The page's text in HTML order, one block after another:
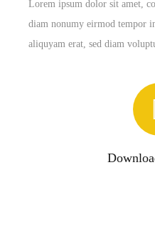
Lorem ipsum dolor sit amet,
diam nonumy eirmod tempor
aliquyam erat, sed diam